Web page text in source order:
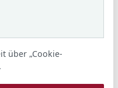
über „Cookie-